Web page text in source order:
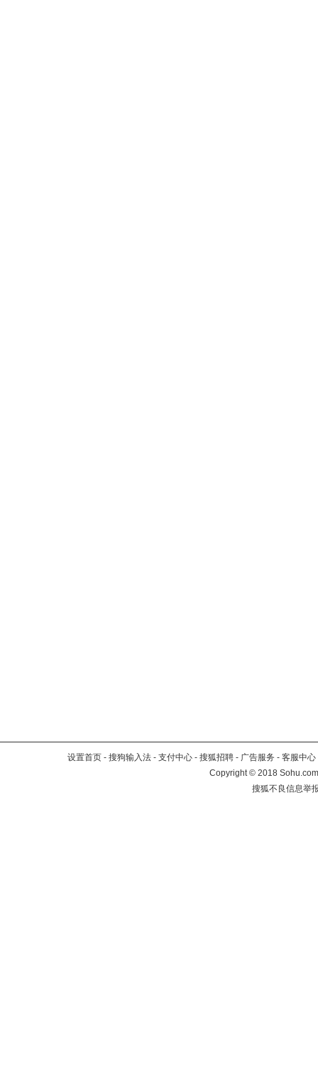
设置首页 - 搜狗输入法 - 支付中心 - 搜狐招聘 - 广告服务 - 客服中心
Copyright©2018
搜狐不良信息举